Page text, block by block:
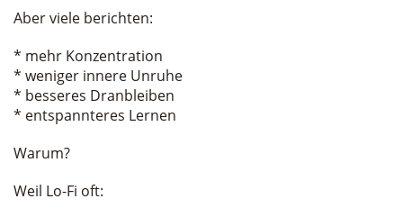
Aber viele berichten:
* mehr Konzentration
* weniger innere Unruhe
* besseres Dranbleiben
* entspannteres Lernen
Warum?
Weil Lo-Fi oft: